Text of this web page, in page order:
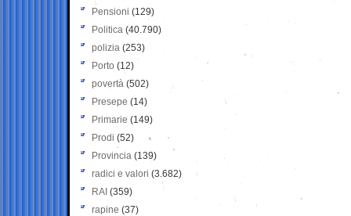
Pensioni (129)
Politica (40.790)
polizia (253)
Porto (12)
povertà (502)
Presepe (14)
Primarie (149)
Prodi (52)
Provincia (139)
radici e valori (3.682)
RAI (359)
rapine (37)